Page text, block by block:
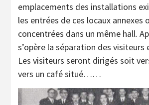
emplacements des installations
les entrées de ces locaux annexes
concentrées dans un même hall.
s’opère la séparation des visiteurs
Les visiteurs seront dirigés soit
vers un café situé……